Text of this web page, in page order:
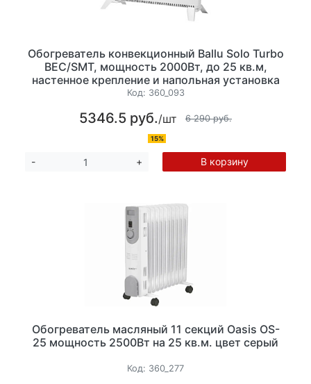
Обогреватель конвекционный Ballu Solo Turbo
BEC/SMT, мощность 2000Вт, до 25 кв.м,
настенное крепление и напольная установка
на ножках, механическое управление, цвет
Код: 360_093
5346.5 руб./шт 6 290 руб.
15%
- + В корзину
Обогреватель масляный 11 секций Oasis OS-
25 мощность 2500Вт на 25 кв.м. цвет серый
Код: 360_277